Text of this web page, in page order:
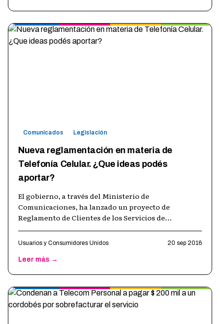
Comunicados Legislación
Nueva reglamentación en materia de
Telefonía Celular. ¿Que ideas podés
aportar?
El gobierno, a través del Ministerio de
Comunicaciones, ha lanzado un proyecto de
Reglamento de Clientes de los Servicios de
regirá
Usuarios y Consumidores Unidos 20 sep 2016
Leer más →